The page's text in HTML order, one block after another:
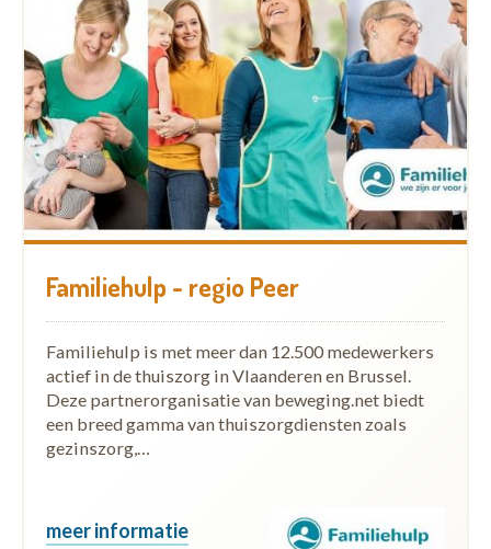
Familiehulp - regio Peer
Familiehulp is met meer dan 12.500 medewerkers
actief in de thuiszorg in Vlaanderen en Brussel.
Deze partnerorganisatie van beweging.net biedt
een breed gamma van thuiszorgdiensten zoals
gezinszorg,…
meer informatie